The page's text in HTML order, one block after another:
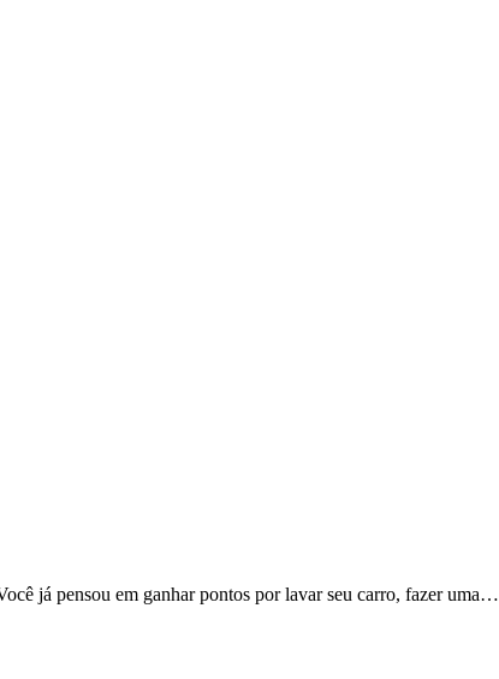
já pensou em ganhar pontos por lavar seu carro, fazer uma…